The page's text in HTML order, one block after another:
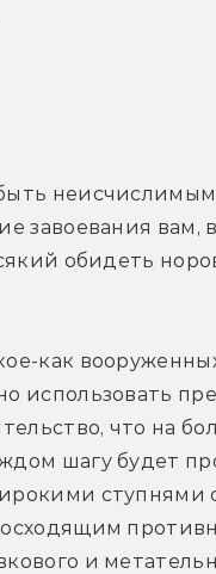
завоевания вам,
обидеть
как
использовать
что на
шагу будет
ступнями
и